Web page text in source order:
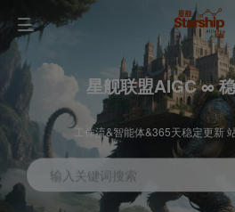
星舰联盟AIGC ∞
工作流&智能体&365天稳定更新
输入关键词搜索